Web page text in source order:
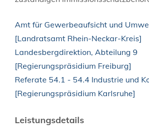
Amt für Gewerbeaufsicht und
[Landratsamt Rhein-Neckar-Kreis]
Landesbergdirektion, Abteilung 9
[Regierungspräsidium Freiburg]
Referate 54.1 - 54.4 Industrie und
[Regierungspräsidium Karlsruhe]
Leistungsdetails